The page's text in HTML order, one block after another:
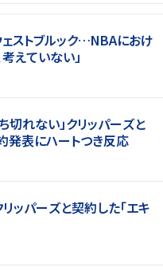
ストブルック…NBAにおけ
えていない」
切れない」クリッパーズと
発表にハートつき反応
ッパーズと契約した「エキ